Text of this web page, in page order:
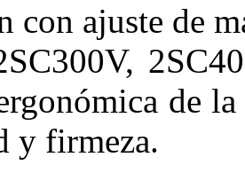
con ajuste de
de
y firmeza.